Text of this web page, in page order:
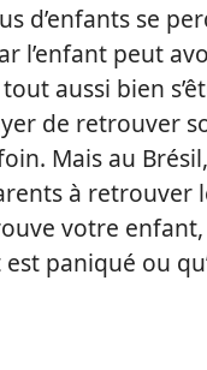
d’enfants se
l’enfant peut
aussi bien
de retrouver
Mais au
à
votre
paniqué ou